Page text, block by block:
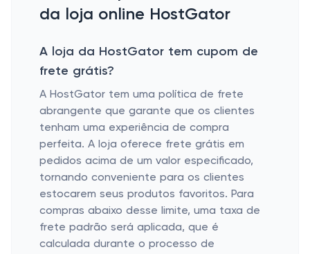
da loja online HostGator
A loja da HostGator tem cupom de
frete grátis?
A HostGator tem uma política de frete
abrangente que garante que os clientes
tenham uma experiência de compra
perfeita. A loja oferece frete grátis em
pedidos acima de um valor especificado,
tornando conveniente para os clientes
estocarem seus produtos favoritos. Para
compras abaixo desse limite, uma taxa de
frete padrão será aplicada, que é
calculada durante o processo de